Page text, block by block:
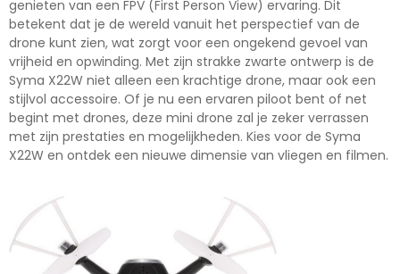
genieten van een FPV (First Person View) ervaring. Dit
betekent dat je de wereld vanuit het perspectief van de
drone kunt zien, wat zorgt voor een ongekend gevoel van
vrijheid en opwinding. Met zijn strakke zwarte ontwerp is de
Syma X22W niet alleen een krachtige drone, maar ook een
stijlvol accessoire. Of je nu een ervaren piloot bent of net
begint met drones, deze mini drone zal je zeker verrassen
met zijn prestaties en mogelijkheden. Kies voor de Syma
X22W en ontdek een nieuwe dimensie van vliegen en filmen.